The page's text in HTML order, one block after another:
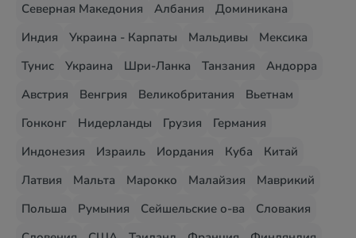
Северная Македония
Албания
Доминикана
Индия
Украина - Карпаты Мальдивы
Мексика
Тунис
Украина Шри-Ланка Танзания
Андорра
Австрия
Венгрия Великобритания
Вьетнам
Гонконг
Нидерланды Грузия
Германия
Индонезия
Израиль Иордания Куба
Китай
Латвия
Мальта Марокко Малайзия
Маврикий
Польша
Румыния Сейшельские о-ва
Словакия